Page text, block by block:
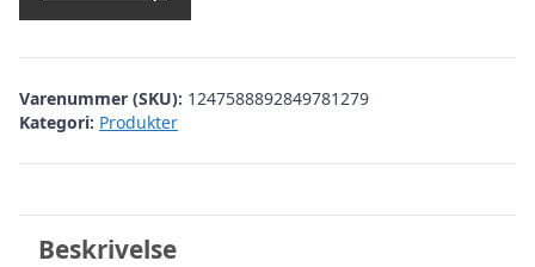
Varenummer (SKU): 1247588892849781279
Kategori: Produkter
Beskrivelse